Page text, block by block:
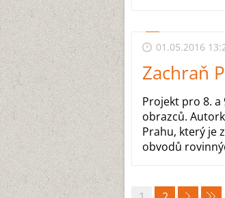
01.05.2016
Zachraň
Projekt pro 8.
obrazců.
Prahu, který je
obvodů